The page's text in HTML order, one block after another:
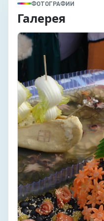
ФОТОГРАФИИ
Галерея